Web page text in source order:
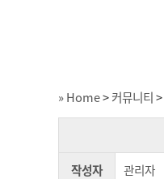
» Home>커뮤니티>
작성자
관리자